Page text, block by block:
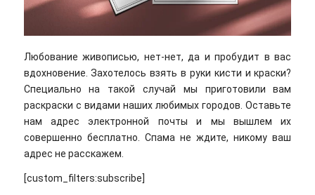
Любование живописью, нет-нет, да и пробудит в вас
вдохновение. Захотелось взять в руки кисти и краски?
Специально на такой случай мы приготовили вам
раскраски с видами наших любимых городов. Оставьте
нам адрес электронной почты и мы вышлем их
совершенно бесплатно. Спама не ждите, никому ваш
адрес не расскажем.
[custom_filters:subscribe]